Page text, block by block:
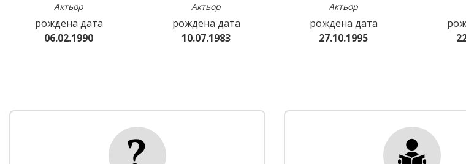
Актьор
рождена дата
06.02.1990
Актьор
рождена дата
10.07.1983
Актьор
рождена дата
27.10.1995